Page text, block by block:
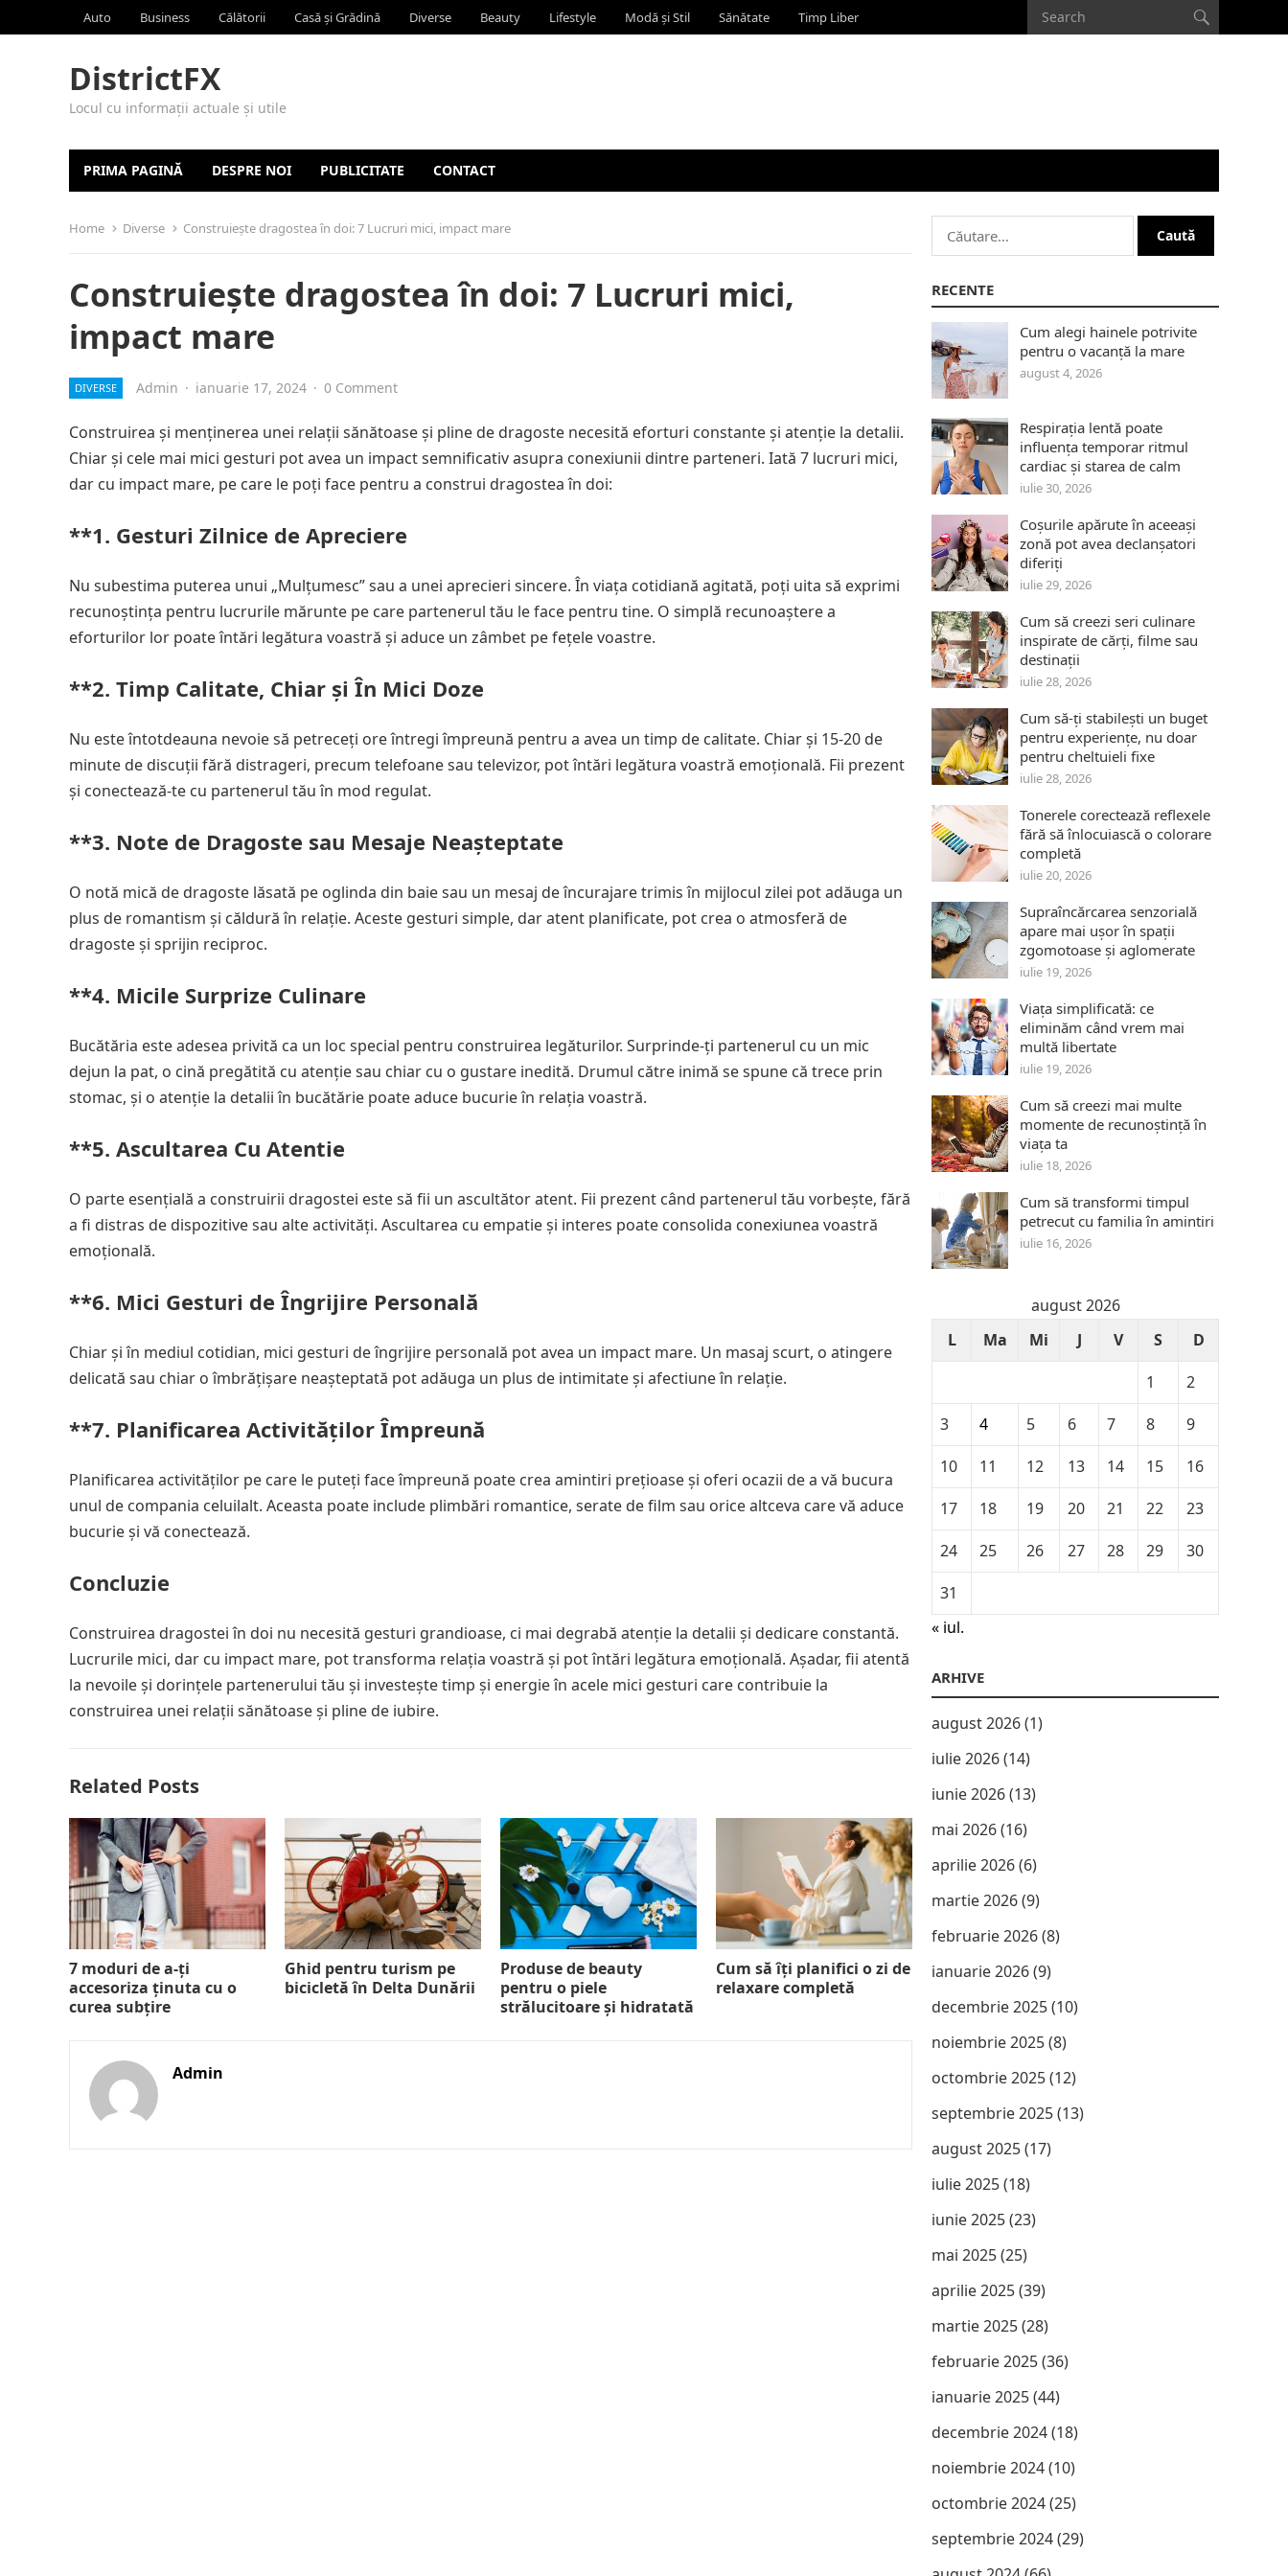
Auto Business Călătorii Casă și Grădină Diverse Beauty Lifestyle Modă și Stil Sănătate Timp Liber
DistrictFX
Locul cu informații actuale și utile
PRIMA PAGINĂ DESPRE NOI PUBLICITATE CONTACT
Home Diverse Construiește dragostea în doi: 7 Lucruri mici, impact mare
Construiește dragostea în doi: 7 Lucruri mici,
impact mare
DIVERSE Admin · ianuarie 17, 2024 · 0 Comment
Construirea și menținerea unei relații sănătoase și pline de dragoste necesită eforturi constante și atenție la detalii.
Chiar și cele mai mici gesturi pot avea un impact semnificativ asupra conexiunii dintre parteneri. Iată 7 lucruri mici,
dar cu impact mare, pe care le poți face pentru a construi dragostea în doi:
**1. Gesturi Zilnice de Apreciere
Nu subestima puterea unui „Mulțumesc” sau a unei aprecieri sincere. În viața cotidiană agitată, poți uita să exprimi
recunoștința pentru lucrurile mărunte pe care partenerul tău le face pentru tine. O simplă recunoaștere a
eforturilor lor poate întări legătura voastră și aduce un zâmbet pe fețele voastre.
**2. Timp Calitate, Chiar și În Mici Doze
Nu este întotdeauna nevoie să petreceți ore întregi împreună pentru a avea un timp de calitate. Chiar și 15-20 de
minute de discuții fără distrageri, precum telefoane sau televizor, pot întări legătura voastră emoțională. Fii prezent
și conectează-te cu partenerul tău în mod regulat.
**3. Note de Dragoste sau Mesaje Neașteptate
O notă mică de dragoste lăsată pe oglinda din baie sau un mesaj de încurajare trimis în mijlocul zilei pot adăuga un
plus de romantism și căldură în relație. Aceste gesturi simple, dar atent planificate, pot crea o atmosferă de
dragoste și sprijin reciproc.
**4. Micile Surprize Culinare
Bucătăria este adesea privită ca un loc special pentru construirea legăturilor. Surprinde-ți partenerul cu un mic
dejun la pat, o cină pregătită cu atenție sau chiar cu o gustare inedită. Drumul către inimă se spune că trece prin
stomac, și o atenție la detalii în bucătărie poate aduce bucurie în relația voastră.
**5. Ascultarea Cu Atentie
O parte esențială a construirii dragostei este să fii un ascultător atent. Fii prezent când partenerul tău vorbește, fără
a fi distras de dispozitive sau alte activități. Ascultarea cu empatie și interes poate consolida conexiunea voastră
emoțională.
**6. Mici Gesturi de Îngrijire Personală
Chiar și în mediul cotidian, mici gesturi de îngrijire personală pot avea un impact mare. Un masaj scurt, o atingere
delicată sau chiar o îmbrățișare neașteptată pot adăuga un plus de intimitate și afectiune în relație.
**7. Planificarea Activităților Împreună
Planificarea activităților pe care le puteți face împreună poate crea amintiri prețioase și oferi ocazii de a vă bucura
unul de compania celuilalt. Aceasta poate include plimbări romantice, serate de film sau orice altceva care vă aduce
bucurie și vă conectează.
Concluzie
Construirea dragostei în doi nu necesită gesturi grandioase, ci mai degrabă atenție la detalii și dedicare constantă.
Lucrurile mici, dar cu impact mare, pot transforma relația voastră și pot întări legătura emoțională. Așadar, fii atentă
la nevoile și dorințele partenerului tău și investește timp și energie în acele mici gesturi care contribuie la
construirea unei relații sănătoase și pline de iubire.
Related Posts
7 moduri de a-ți
accesoriza ținuta cu o
curea subțire
Ghid pentru turism pe
bicicletă în Delta Dunării
Produse de beauty
pentru o piele
strălucitoare și hidratată
Cum să îți planifici o zi de
relaxare completă
Admin
Caută
după:
RECENTE
Cum alegi hainele potrivite
pentru o vacanță la mare
august 4, 2026
Respirația lentă poate
influența temporar ritmul
cardiac și starea de calm
iulie 30, 2026
Coșurile apărute în aceeași
zonă pot avea declanșatori
diferiți
iulie 29, 2026
Cum să creezi seri culinare
inspirate de cărți, filme sau
destinații
iulie 28, 2026
Cum să-ți stabilești un buget
pentru experiențe, nu doar
pentru cheltuieli fixe
iulie 28, 2026
Tonerele corectează reflexele
fără să înlocuiască o colorare
completă
iulie 20, 2026
Supraîncărcarea senzorială
apare mai ușor în spații
zgomotoase și aglomerate
iulie 19, 2026
Viața simplificată: ce
eliminăm când vrem mai
multă libertate
iulie 19, 2026
Cum să creezi mai multe
momente de recunoștință în
viața ta
iulie 18, 2026
Cum să transformi timpul
petrecut cu familia în amintiri
iulie 16, 2026
august 2026
L
Ma Mi J V S
D
1
2
3
4 5 6 7 8
9
10
11 12 13 14 15
16
17
18 19 20 21 22
23
24
25 26 27 28 29
30
31
« iul.
ARHIVE
august 2026(1)
iulie 2026(14)
iunie 2026(13)
mai 2026(16)
aprilie 2026(6)
martie 2026(9)
februarie 2026(8)
ianuarie 2026(9)
decembrie 2025(10)
noiembrie 2025(8)
octombrie 2025(12)
septembrie 2025(13)
august 2025(17)
iulie 2025(18)
iunie 2025(23)
mai 2025(25)
aprilie 2025(39)
martie 2025(28)
februarie 2025(36)
ianuarie 2025(44)
decembrie 2024(18)
noiembrie 2024(10)
octombrie 2024(25)
septembrie 2024(29)